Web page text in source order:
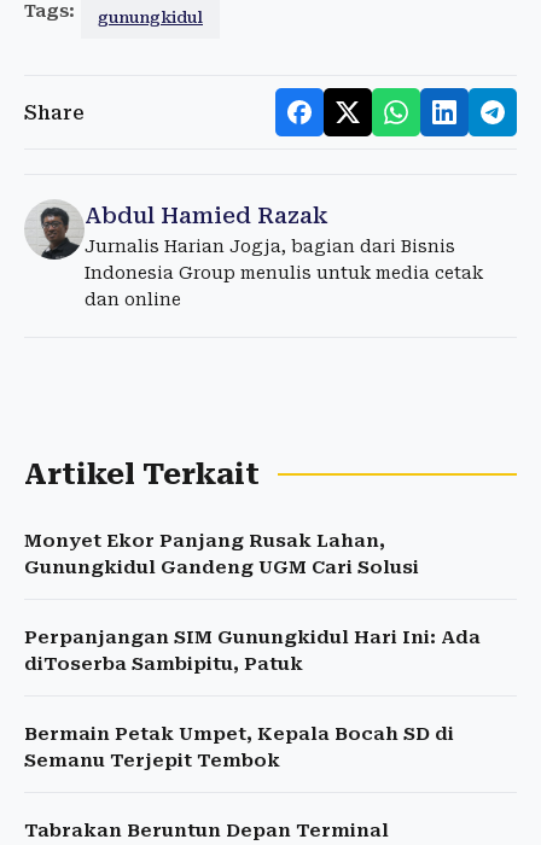
Tags: gunungkidul
Share
Abdul Hamied Razak
Jurnalis Harian Jogja, bagian dari Bisnis
Indonesia Group menulis untuk media cetak
dan online
Artikel Terkait
Monyet Ekor Panjang Rusak Lahan,
Gunungkidul Gandeng UGM Cari Solusi
Perpanjangan SIM Gunungkidul Hari Ini: Ada
diToserba Sambipitu, Patuk
Bermain Petak Umpet, Kepala Bocah SD di
Semanu Terjepit Tembok
Tabrakan Beruntun Depan Terminal